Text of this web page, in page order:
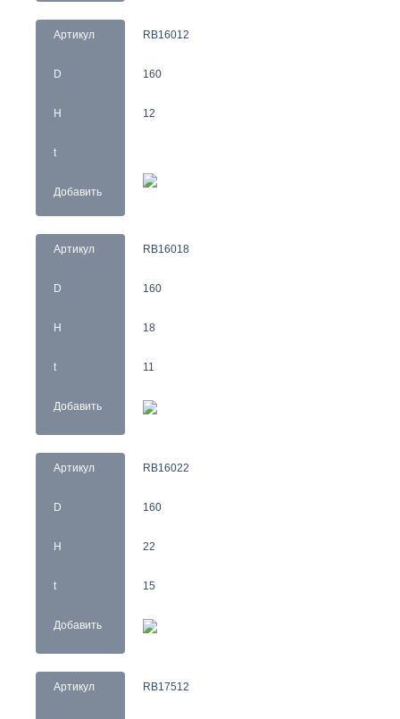
Артикул
D
H
t
Добавить
RB16012
160
12
Артикул
D
H
t
Добавить
RB16018
160
18
11
Артикул
D
H
t
Добавить
RB16022
160
22
15
Артикул RB17512